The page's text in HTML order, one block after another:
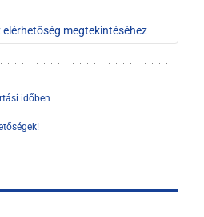
megtekintéséhez
időben